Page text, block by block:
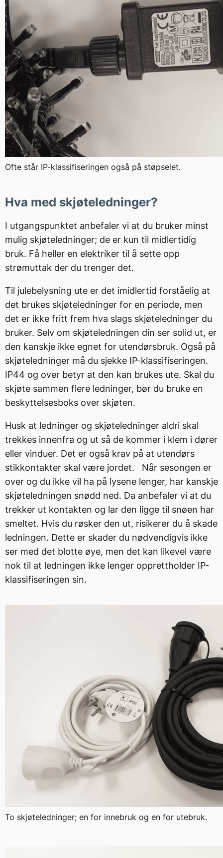
Ofte står IP-klassifiseringen også på støpselet.
Hva med skjøteledninger?
I utgangspunktet anbefaler vi at du bruker minst
mulig skjøteledninger; de er kun til midlertidig
bruk. Få heller en elektriker til å sette opp
strømuttak der du trenger det.
Til julebelysning ute er det imidlertid forståelig at
det brukes skjøteledninger for en periode, men
det er ikke fritt frem hva slags skjøteledninger du
bruker. Selv om skjøteledningen din ser solid ut, er
den kanskje ikke egnet for utendørsbruk. Også på
skjøteledninger må du sjekke IP-klassifiseringen.
IP44 og over betyr at den kan brukes ute. Skal du
skjøte sammen flere ledninger, bør du bruke en
beskyttelsesboks over skjøten.
Husk at ledninger og skjøteledninger aldri skal
trekkes innenfra og ut så de kommer i klem i dører
eller vinduer. Det er også krav på at utendørs
stikkontakter skal være jordet. Når sesongen er
over og du ikke vil ha på lysene lenger, har kanskje
skjøteledningen snødd ned. Da anbefaler vi at du
trekker ut kontakten og lar den ligge til snøen har
smeltet. Hvis du røsker den ut, risikerer du å skade
ledningen. Dette er skader du nødvendigvis ikke
ser med det blotte øye, men det kan likevel være
nok til at ledningen ikke lenger opprettholder IP-
klassifiseringen sin.
To skjøteledninger; en for innebruk og en for utebruk.